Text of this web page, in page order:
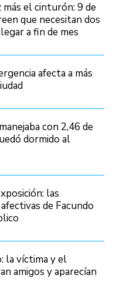
más el cinturón: 9 de
que necesitan dos
a fin de mes
afecta a más
con 2,46 de
dormido al
las
de Facundo
la víctima y el
amigos y aparecían